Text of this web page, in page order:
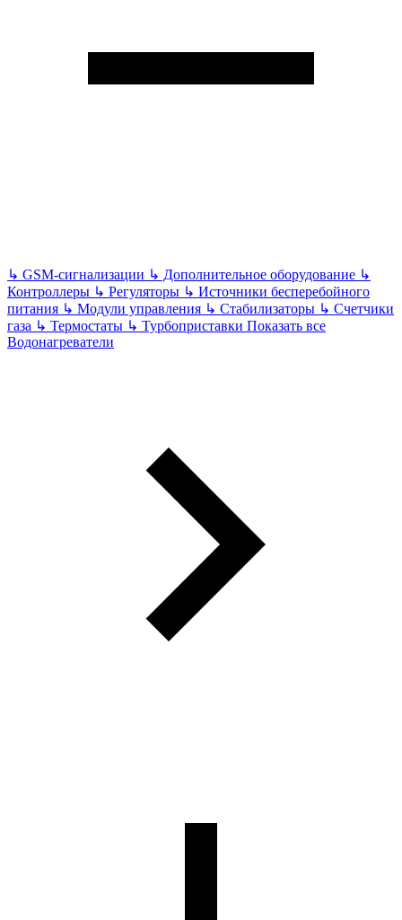
↳ GSM-сигнализации ↳ Дополнительное оборудование ↳
Контроллеры ↳ Регуляторы ↳ Источники бесперебойного
питания ↳ Модули управления ↳ Стабилизаторы ↳ Счетчики
газа ↳ Термостаты ↳ Турбоприставки Показать все
Водонагреватели